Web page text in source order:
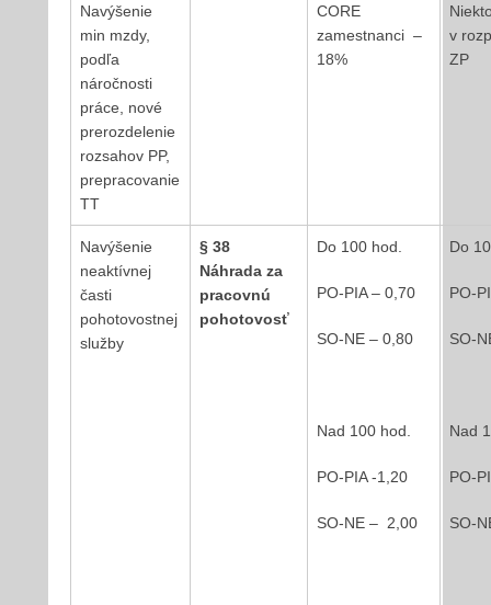
Navýšenie
min mzdy,
podľa
náročnosti
práce, nové
prerozdelenie
rozsahov PP,
prepracovanie
TT
CORE
zamestnanci –
18%
v
ZP
Navýšenie
neaktívnej
časti
pohotovostnej
služby
§ 38
Náhrada za
pracovnú
pohotovosť
Do 100 hod.
PO-PIA – 0,70
SO-NE – 0,80
Nad 100 hod.
PO-PIA -1,20
SO-NE – 2,00
Do
PO-
SO-
Nad
PO-
SO-